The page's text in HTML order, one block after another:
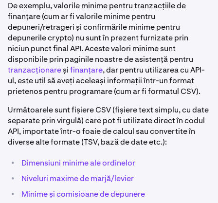
De exemplu, valorile minime pentru tranzacțiile de
finanțare (cum ar fi valorile minime pentru
depuneri/retrageri și confirmările minime pentru
depunerile crypto) nu sunt în prezent furnizate prin
niciun punct final API. Aceste valori minime sunt
disponibile prin paginile noastre de asistență pentru
tranzacționareșifinanțare, dar pentru utilizarea cu API-
ul, este util să aveți aceleași informații într-un format
prietenos pentru programare (cum ar fi formatul CSV).
Următoarele sunt fișiere CSV (fișiere text simplu, cu date
separate prin virgulă) care pot fi utilizate direct în codul
API, importate într-o foaie de calcul sau convertite în
diverse alte formate (TSV, bază de date etc.):
• Dimensiuni minime ale ordinelor
• Niveluri maxime de marjă/levier
• Minime și comisioane de depunere